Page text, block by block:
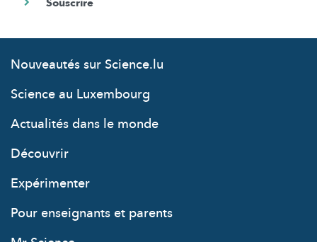
Nouveautés sur Science.lu
Science au Luxembourg
Actualités dans le monde
Découvrir
Expérimenter
Pour enseignants et parents